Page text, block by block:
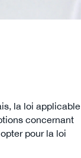
la loi applicable
concernant
pour la loi